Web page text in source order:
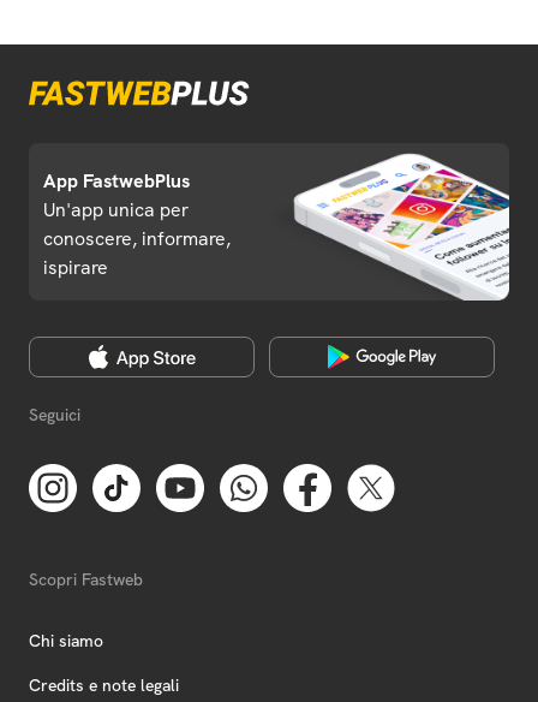
App FastwebPlus
Un'app unica per
conoscere, informare,
ispirare
Seguici
Scopri Fastweb
Chi siamo
Credits e note legali